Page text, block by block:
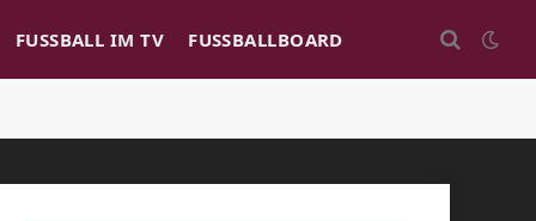
FUSSBALL IM TV FUSSBALLBOARD